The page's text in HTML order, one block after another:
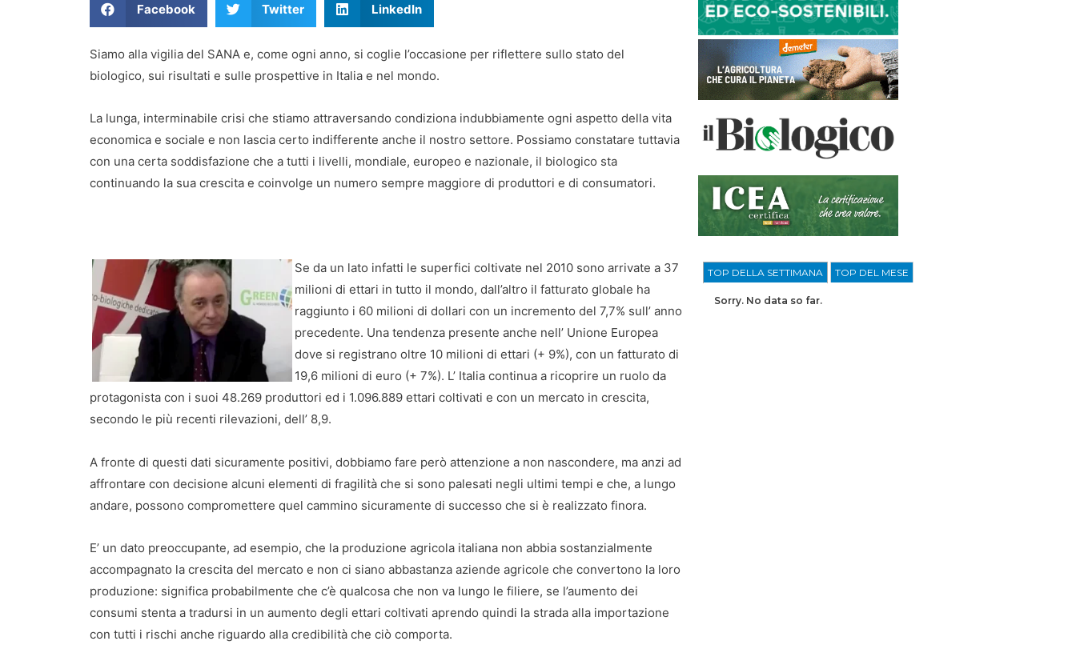
Facebook Twitter LinkedIn
Siamo alla vigilia del SANA e, come ogni anno, si coglie l’occasione per riflettere sullo stato del
biologico, sui risultati e sulle prospettive in Italia e nel mondo.
La lunga, interminabile crisi che stiamo attraversando condiziona indubbiamente ogni aspetto della vita
economica e sociale e non lascia certo indifferente anche il nostro settore. Possiamo constatare tuttavia
con una certa soddisfazione che a tutti i livelli, mondiale, europeo e nazionale, il biologico sta
continuando la sua crescita e coinvolge un numero sempre maggiore di produttori e di consumatori.
Se da un lato infatti le superfici coltivate nel 2010 sono arrivate a 37
milioni di ettari in tutto il mondo, dall’altro il fatturato globale ha
raggiunto i 60 milioni di dollari con un incremento del 7,7% sull’ anno
precedente. Una tendenza presente anche nell’ Unione Europea
dove si registrano oltre 10 milioni di ettari (+ 9%), con un fatturato di
19,6 milioni di euro (+ 7%). L’ Italia continua a ricoprire un ruolo da
protagonista con i suoi 48.269 produttori ed i 1.096.889 ettari coltivati e con un mercato in crescita,
secondo le più recenti rilevazioni, dell’ 8,9.
A fronte di questi dati sicuramente positivi, dobbiamo fare però attenzione a non nascondere, ma anzi ad
affrontare con decisione alcuni elementi di fragilità che si sono palesati negli ultimi tempi e che, a lungo
andare, possono compromettere quel cammino sicuramente di successo che si è realizzato finora.
E’ un dato preoccupante, ad esempio, che la produzione agricola italiana non abbia sostanzialmente
accompagnato la crescita del mercato e non ci siano abbastanza aziende agricole che convertono la loro
produzione: significa probabilmente che c’è qualcosa che non va lungo le filiere, se l’aumento dei
consumi stenta a tradursi in un aumento degli ettari coltivati aprendo quindi la strada alla importazione
con tutti i rischi anche riguardo alla credibilità che ciò comporta.
TOP DELLA SETTIMANA TOP DEL MESE
Sorry. No data so far.